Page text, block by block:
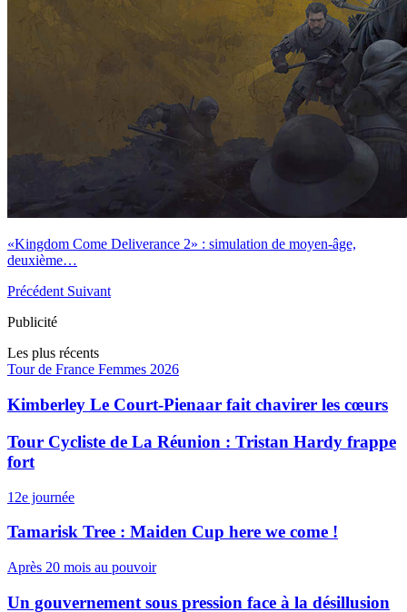
«Kingdom Come Deliverance 2» : simulation de moyen-âge,
deuxième…
Précédent Suivant
Publicité
Les plus récents
Tour de France Femmes 2026
Kimberley Le Court-Pienaar fait chavirer les cœurs
Tour Cycliste de La Réunion : Tristan Hardy frappe
fort
12e journée
Tamarisk Tree : Maiden Cup here we come !
Après 20 mois au pouvoir
Un gouvernement sous pression face à la désillusion